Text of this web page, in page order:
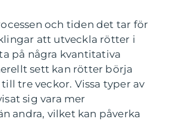
och tiden det tar för
att utveckla rötter i
på några kvantitativa
sett kan rötter börja
tre veckor. Vissa typer av
sig vara mer
andra, vilket kan påverka